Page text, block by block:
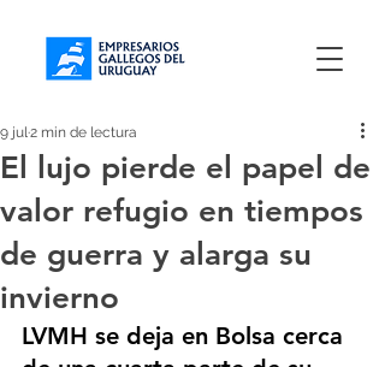
El lujo pierde el papel de
valor refugio en tiempos
de guerra y alarga su
invierno
9 jul2 min de lectura
LVMH se deja en Bolsa cerca